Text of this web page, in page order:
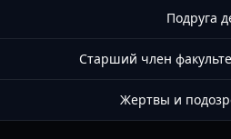
Подруга
Старший член
Жертвы и